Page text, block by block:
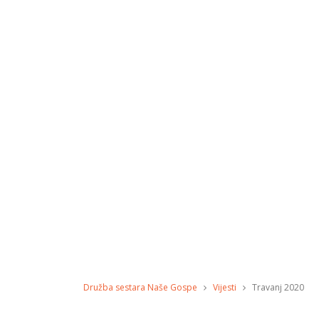
Družba sestara Naše Gospe Vijesti Travanj 2020